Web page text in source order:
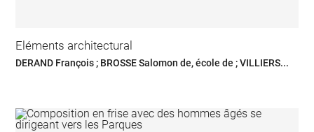
Eléments architectural
DERAND François ; BROSSE Salomon de, école de ; VILLIERS...